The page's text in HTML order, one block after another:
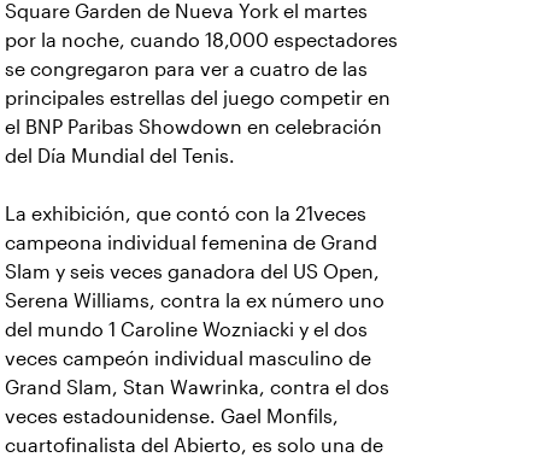
Square Garden de Nueva York el martes
por la noche, cuando 18,000 espectadores
se congregaron para ver a cuatro de las
principales estrellas del juego competir en
el BNP Paribas Showdown en celebración
del Día Mundial del Tenis.
La exhibición, que contó con la 21veces
campeona individual femenina de Grand
Slam y seis veces ganadora del US Open,
Serena Williams, contra la ex número uno
del mundo 1 Caroline Wozniacki y el dos
veces campeón individual masculino de
Grand Slam, Stan Wawrinka, contra el dos
veces estadounidense. Gael Monfils,
cuartofinalista del Abierto, es solo una de